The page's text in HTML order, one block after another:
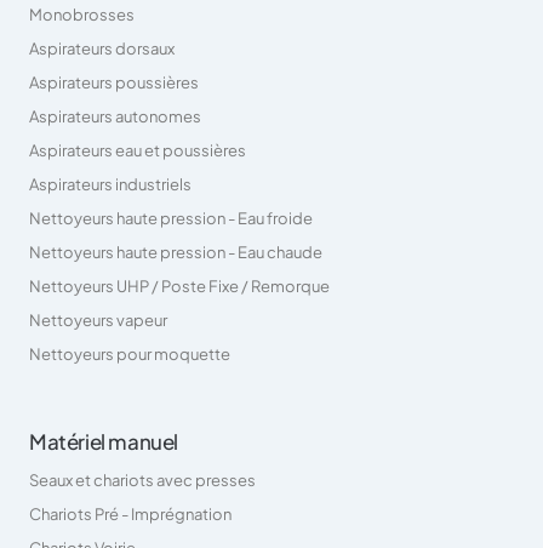
Monobrosses
Aspirateurs dorsaux
Aspirateurs poussières
Aspirateurs autonomes
Aspirateurs eau et poussières
Aspirateurs industriels
Nettoyeurs haute pression - Eau froide
Nettoyeurs haute pression - Eau chaude
Nettoyeurs UHP / Poste Fixe / Remorque
Nettoyeurs vapeur
Nettoyeurs pour moquette
Matériel manuel
Seaux et chariots avec presses
Chariots Pré - Imprégnation